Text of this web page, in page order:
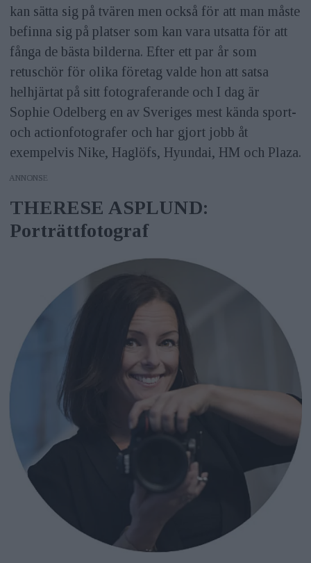
kan sätta sig på tvären men också för att man måste
befinna sig på platser som kan vara utsatta­ för att
fånga de bästa bilderna. Efter ett par år som
retuschör för olika företag valde hon att satsa
helhjärtat på sitt fotograferande och I dag är
Sophie Odelberg en av Sveriges mest kända sport-
och actionfotografer och har gjort jobb åt
exempelvis Nike, Haglöfs, Hyundai, HM och Plaza.
ANNONS
THERESE ASPLUND:
Porträttfotograf